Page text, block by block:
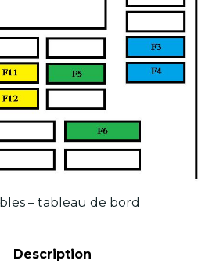
– tableau de bord
Description